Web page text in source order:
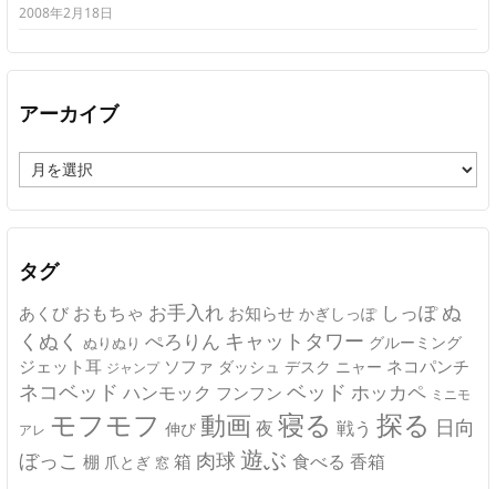
2008年2月18日
アーカイブ
ー
カ
イ
タグ
あくび おもちゃ お手入れ お知らせ かぎしっぽ しっぽ ぬ
くぬく ぬりぬり ぺろりん キャットタワー グルーミング
ジェット耳 ジャンプ ソファ ダッシュ デスク ニャー ネコパンチ
ネコベッド ハンモック フンフン ベッド ホッカペ ミニモ
アレ モフモフ 伸び 動画 夜 寝る 戦う 探る 日向
ぼっこ 棚 爪とぎ 窓 箱 肉球 遊ぶ 食べる 香箱